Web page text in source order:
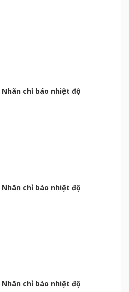
Nhãn chỉ báo nhiệt độ
Nhãn chỉ báo nhiệt độ
Nhãn chỉ báo nhiệt độ